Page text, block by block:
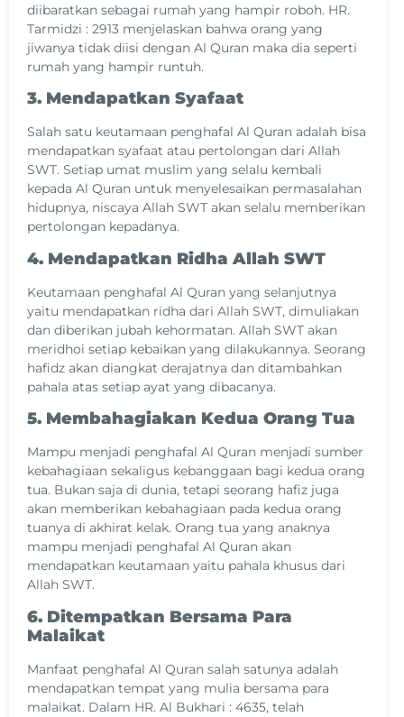
diibaratkan sebagai rumah yang hampir roboh. HR.
Tarmidzi : 2913 menjelaskan bahwa orang yang
jiwanya tidak diisi dengan Al Quran maka dia seperti
rumah yang hampir runtuh.
3. Mendapatkan Syafaat
Salah satu keutamaan penghafal Al Quran adalah bisa
mendapatkan syafaat atau pertolongan dari Allah
SWT. Setiap umat muslim yang selalu kembali
kepada Al Quran untuk menyelesaikan permasalahan
hidupnya, niscaya Allah SWT akan selalu memberikan
pertolongan kepadanya.
4. Mendapatkan Ridha Allah SWT
Keutamaan penghafal Al Quran yang selanjutnya
yaitu mendapatkan ridha dari Allah SWT, dimuliakan
dan diberikan jubah kehormatan. Allah SWT akan
meridhoi setiap kebaikan yang dilakukannya. Seorang
hafidz akan diangkat derajatnya dan ditambahkan
pahala atas setiap ayat yang dibacanya.
5. Membahagiakan Kedua Orang Tua
Mampu menjadi penghafal Al Quran menjadi sumber
kebahagiaan sekaligus kebanggaan bagi kedua orang
tua. Bukan saja di dunia, tetapi seorang hafiz juga
akan memberikan kebahagiaan pada kedua orang
tuanya di akhirat kelak. Orang tua yang anaknya
mampu menjadi penghafal Al Quran akan
mendapatkan keutamaan yaitu pahala khusus dari
Allah SWT.
6. Ditempatkan Bersama Para
Malaikat
Manfaat penghafal Al Quran salah satunya adalah
mendapatkan tempat yang mulia bersama para
malaikat. Dalam HR. Al Bukhari : 4635, telah